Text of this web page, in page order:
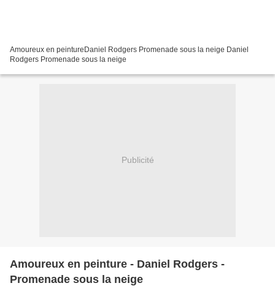
Amoureux en peintureDaniel Rodgers Promenade sous la neige Daniel
Rodgers Promenade sous la neige
Publicité
Amoureux en peinture - Daniel Rodgers -
Promenade sous la neige